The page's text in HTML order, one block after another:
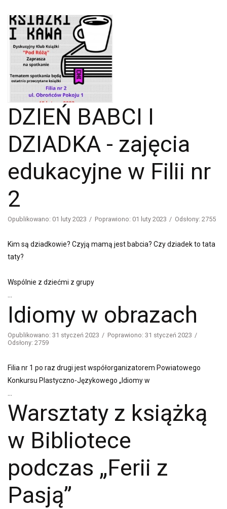
DZIEŃ BABCI I
DZIADKA - zajęcia
edukacyjne w Filii nr
2
Opublikowano: 01 luty 2023 Poprawiono: 01 luty 2023 Odsłony: 2755
Kim są dziadkowie? Czyją mamą jest babcia? Czy dziadek to tata
taty?
Wspólnie z dziećmi z grupy
Idiomy w obrazach
Opublikowano: 31 styczeń 2023
Poprawiono: 31 styczeń 2023
Odsłony: 2759
Filia nr 1 po raz drugi jest współorganizatorem Powiatowego
Konkursu Plastyczno-Językowego „Idiomy w
Warsztaty z książką
w Bibliotece
podczas „Ferii z
Pasją”